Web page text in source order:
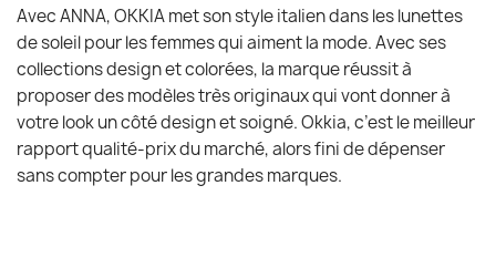
Avec ANNA, OKKIA met son style italien dans les lunettes
de soleil pour les femmes qui aiment la mode. Avec ses
collections design et colorées, la marque réussit à
proposer des modèles très originaux qui vont donner à
votre look un côté design et soigné. Okkia, c’est le meilleur
rapport qualité-prix du marché, alors fini de dépenser
sans compter pour les grandes marques.